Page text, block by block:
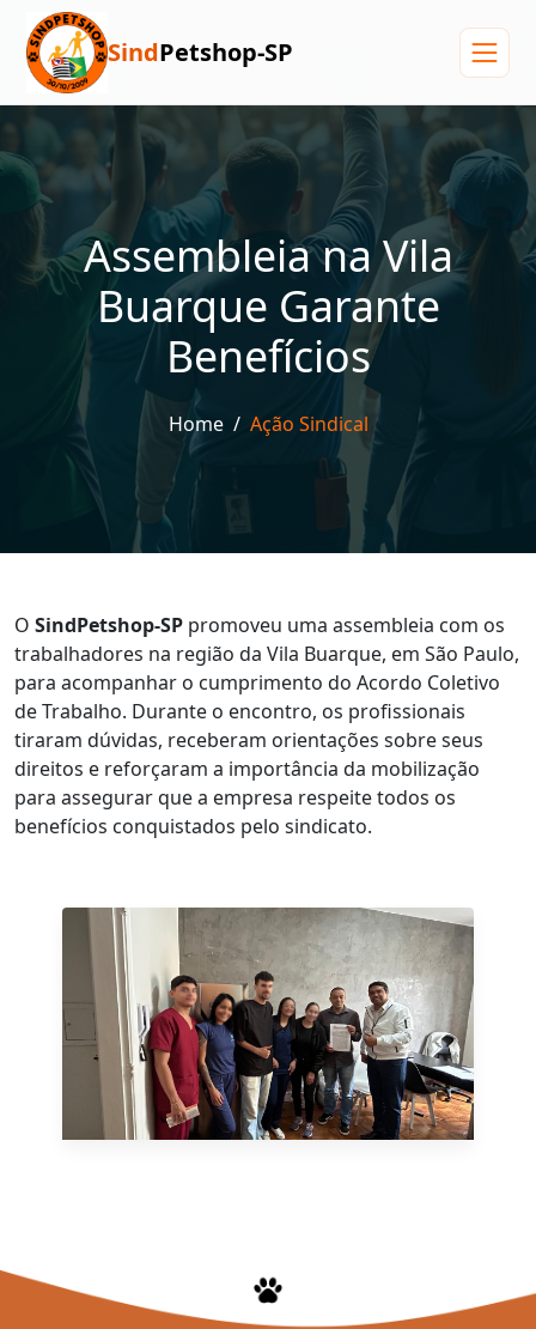
SindPetshop-SP
Assembleia na Vila
Buarque Garante
Benefícios
Home Ação Sindical
O SindPetshop-SP promoveu uma assembleia com os
trabalhadores na região da Vila Buarque, em São Paulo,
para acompanhar o cumprimento do Acordo Coletivo
de Trabalho. Durante o encontro, os profissionais
tiraram dúvidas, receberam orientações sobre seus
direitos e reforçaram a importância da mobilização
para assegurar que a empresa respeite todos os
benefícios conquistados pelo sindicato.